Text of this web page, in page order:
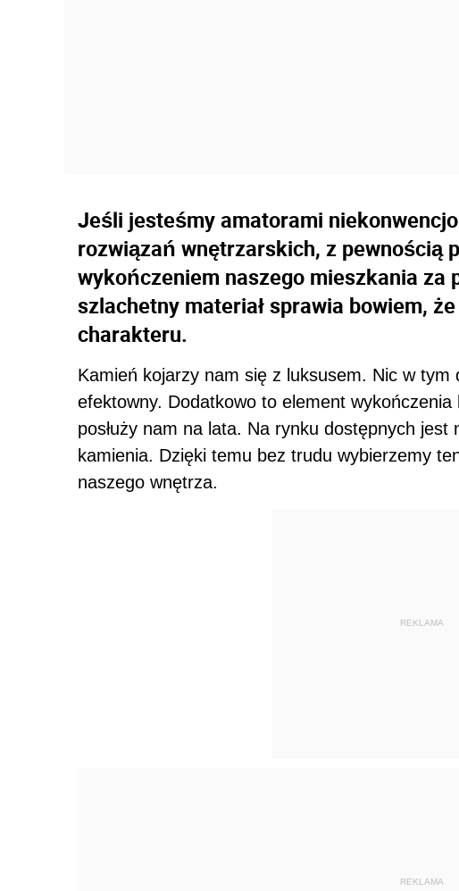
Jeśli jesteśmy amatorami
rozwiązań wnętrzarskich, z pewnością
wykończeniem naszego mieszkania za
szlachetny materiał sprawia bowiem,
charakteru.
Kamień kojarzy nam się z luksusem. Nic w
efektowny. Dodatkowo to element wykończenia
posłuży nam na lata. Na rynku dostępnych jest
kamienia. Dzięki temu bez trudu wybierzemy
naszego wnętrza.
REKLAMA
REKLAMA